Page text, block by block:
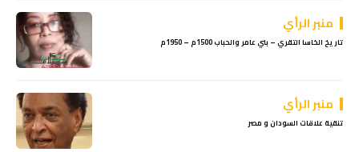
منبر الرأي
تاريخ الخاسا التقري – بني عامر والحباب 1500م – 1950م
منبر الرأي
تنقية علاقات السودان و مصر